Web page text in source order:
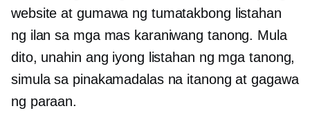
website at gumawa ng tumatakbong listahan
ng ilan sa mga mas karaniwang tanong. Mula
dito, unahin ang iyong listahan ng mga tanong,
simula sa pinakamadalas na itanong at gagawa
ng paraan.